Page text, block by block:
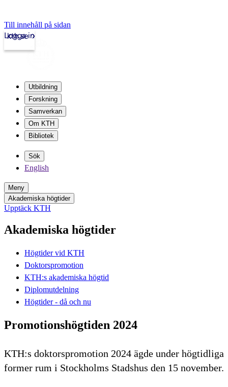
Till innehåll på sidan
kth.se
Logga in
Utbildning
Forskning
Samverkan
Om KTH
Bibliotek
Sök
English
Meny
Akademiska högtider
Upptäck KTH
Akademiska högtider
Högtider vid KTH
Doktorspromotion
KTH:s akademiska högtid
Diplomutdelning
Högtider - då och nu
Promotionshögtiden 2024
KTH:s doktorspromotion 2024 ägde under högtidliga
former rum i Stockholms Stadshus den 15 november.